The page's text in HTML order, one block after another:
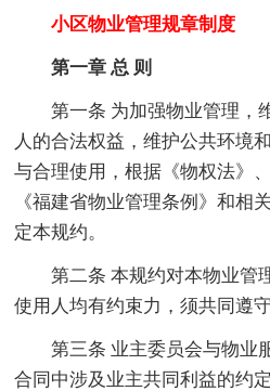
小区物业管理规章制度
第一章 总 则
第一条 为加强物业管理，
人的合法权益，维护公共环境
与合理使用，根据《物权法》
《福建省物业管理条例》和相
定本规约。
第二条 本规约对本物业管
使用人均有约束力，须共同遵守
第三条 业主委员会与物业
合同中涉及业主共同利益的约